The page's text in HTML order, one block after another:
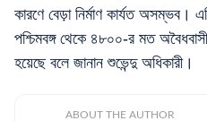
কারণে বেড়া নির্মাণ কার্যত অসম্ভব।
পশ্চিমবঙ্গ থেকে ৪৮০০-র মত
হয়েছে বলে জানান শুভেন্দু অধিকারী।
ABOUT THE AUTHOR